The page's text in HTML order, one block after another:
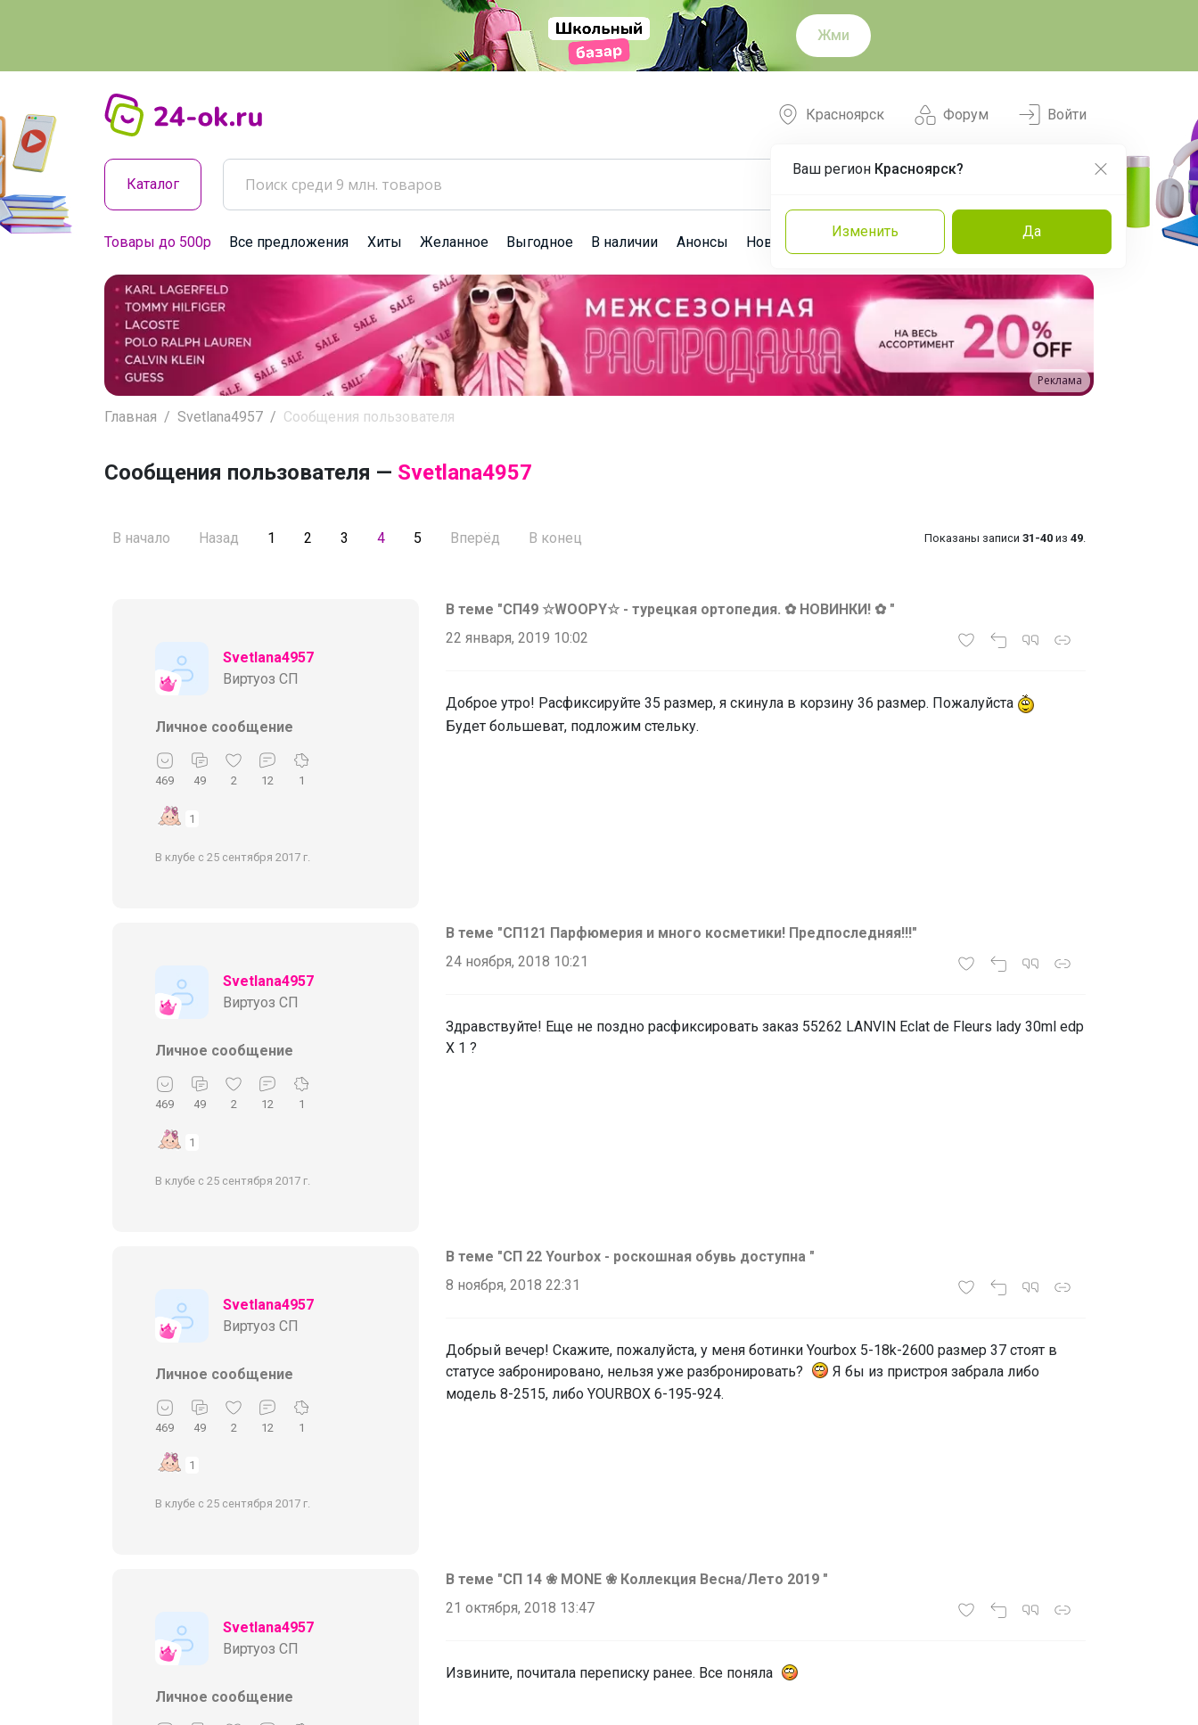
Жми
Форум
Красноярск
Ваш регион Красноярск?
Изменить Да
Войти
Каталог
Товары до 500р Все предложения Хиты Желанное Выгодное В наличии Анонсы Новости Команда Эксперты
Реклама
Главная Svetlana4957 Сообщения пользователя
Сообщения пользователя — Svetlana4957
В начало Назад 1 2 3 4 5 Вперёд В конец Показаны записи 31-40 из 49.
Svetlana4957
Виртуоз СП
Личное сообщение
469 49 2 12 1
1
В клубе с 25 сентября 2017 г.
В теме "СП49 ☆WOOPY☆ - турецкая ортопедия. ✿ НОВИНКИ! ✿ "
22 января, 2019 10:02
Доброе утро! Расфиксируйте 35 размер, я скинула в корзину 36 размер. Пожалуйста
Будет большеват, подложим стельку.
Svetlana4957
Виртуоз СП
Личное сообщение
469 49 2 12 1
1
В клубе с 25 сентября 2017 г.
В теме "СП121 Парфюмерия и много косметики! Предпоследняя!!!"
24 ноября, 2018 10:21
Здравствуйте! Еще не поздно расфиксировать заказ 55262 LANVIN Eclat de Fleurs lady 30ml edp
Х 1 ?
Svetlana4957
Виртуоз СП
Личное сообщение
469 49 2 12 1
1
В клубе с 25 сентября 2017 г.
В теме "СП 22 Yourbox - роскошная обувь доступна "
8 ноября, 2018 22:31
Добрый вечер! Скажите, пожалуйста, у меня ботинки Yourbox 5-18k-2600 размер 37 стоят в
статусе забронировано, нельзя уже разбронировать?
Я бы из пристроя забрала либо
модель 8-2515, либо YOURBOX 6-195-924.
Svetlana4957
Виртуоз СП
Личное сообщение
В теме "СП 14 ❀ MОNЕ ❀ Коллекция Весна/Лето 2019 "
21 октября, 2018 13:47
Извините, почитала переписку ранее. Все поняла